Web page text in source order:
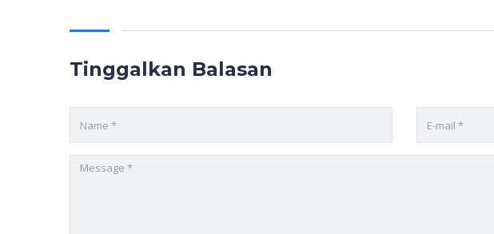
Tinggalkan Balasan